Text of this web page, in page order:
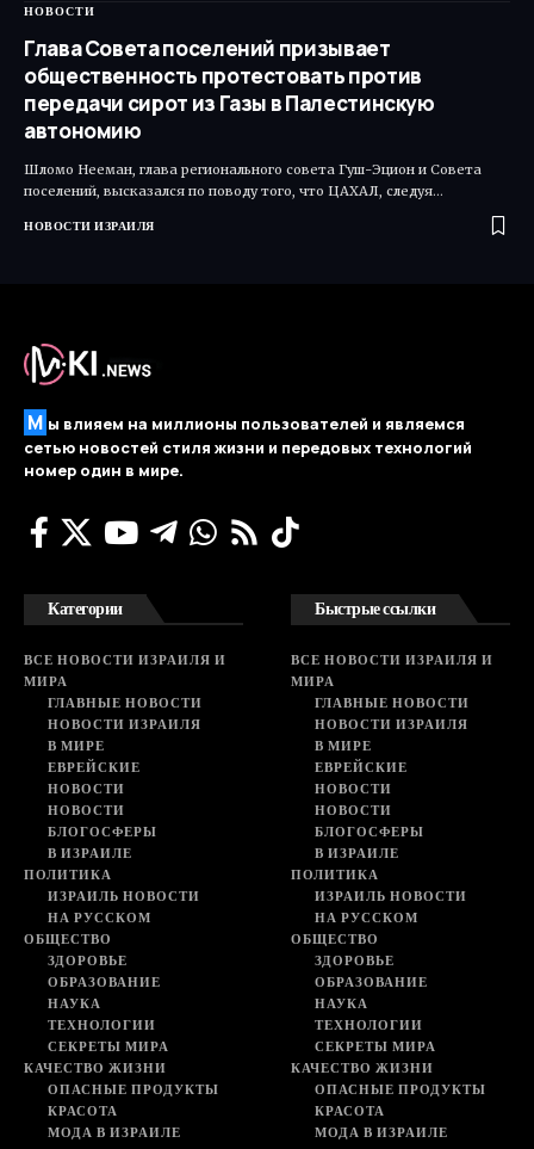
НОВОСТИ
Глава Совета поселений призывает
общественность протестовать против
передачи сирот из Газы в Палестинскую
автономию
Шломо Нееман, глава регионального совета Гуш-Эцион и Совета
поселений, высказался по поводу того, что ЦАХАЛ, следуя…
НОВОСТИ ИЗРАИЛЯ
М ы влияем на миллионы пользователей и являемся
сетью новостей стиля жизни и передовых технологий
номер один в мире.
Категории
ВСЕ НОВОСТИ ИЗРАИЛЯ И
МИРА
ГЛАВНЫЕ НОВОСТИ
НОВОСТИ ИЗРАИЛЯ
В МИРЕ
ЕВРЕЙСКИЕ
НОВОСТИ
НОВОСТИ
БЛОГОСФЕРЫ
В ИЗРАИЛЕ
ПОЛИТИКА
ИЗРАИЛЬ НОВОСТИ
НА РУССКОМ
ОБЩЕСТВО
ЗДОРОВЬЕ
ОБРАЗОВАНИЕ
НАУКА
ТЕХНОЛОГИИ
СЕКРЕТЫ МИРА
КАЧЕСТВО ЖИЗНИ
ОПАСНЫЕ ПРОДУКТЫ
КРАСОТА
МОДА В ИЗРАИЛЕ
Быстрые ссылки
ВСЕ НОВОСТИ ИЗРАИЛЯ И
МИРА
ГЛАВНЫЕ НОВОСТИ
НОВОСТИ ИЗРАИЛЯ
В МИРЕ
ЕВРЕЙСКИЕ
НОВОСТИ
НОВОСТИ
БЛОГОСФЕРЫ
В ИЗРАИЛЕ
ПОЛИТИКА
ИЗРАИЛЬ НОВОСТИ
НА РУССКОМ
ОБЩЕСТВО
ЗДОРОВЬЕ
ОБРАЗОВАНИЕ
НАУКА
ТЕХНОЛОГИИ
СЕКРЕТЫ МИРА
КАЧЕСТВО ЖИЗНИ
ОПАСНЫЕ ПРОДУКТЫ
КРАСОТА
МОДА В ИЗРАИЛЕ